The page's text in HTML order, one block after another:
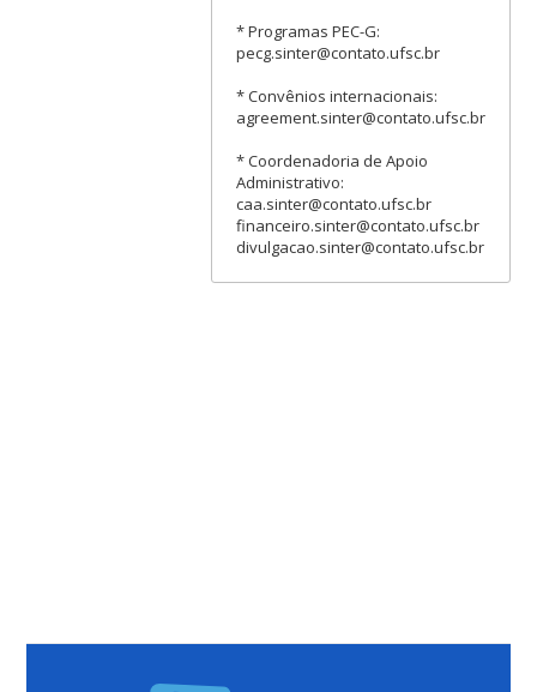
* Programas PEC-G:
pecg.sinter@contato.ufsc.br
* Convênios internacionais:
agreement.sinter@contato.ufsc.br
* Coordenadoria de Apoio
Administrativo:
caa.sinter@contato.ufsc.br
financeiro.sinter@contato.ufsc.br
divulgacao.sinter@contato.ufsc.br